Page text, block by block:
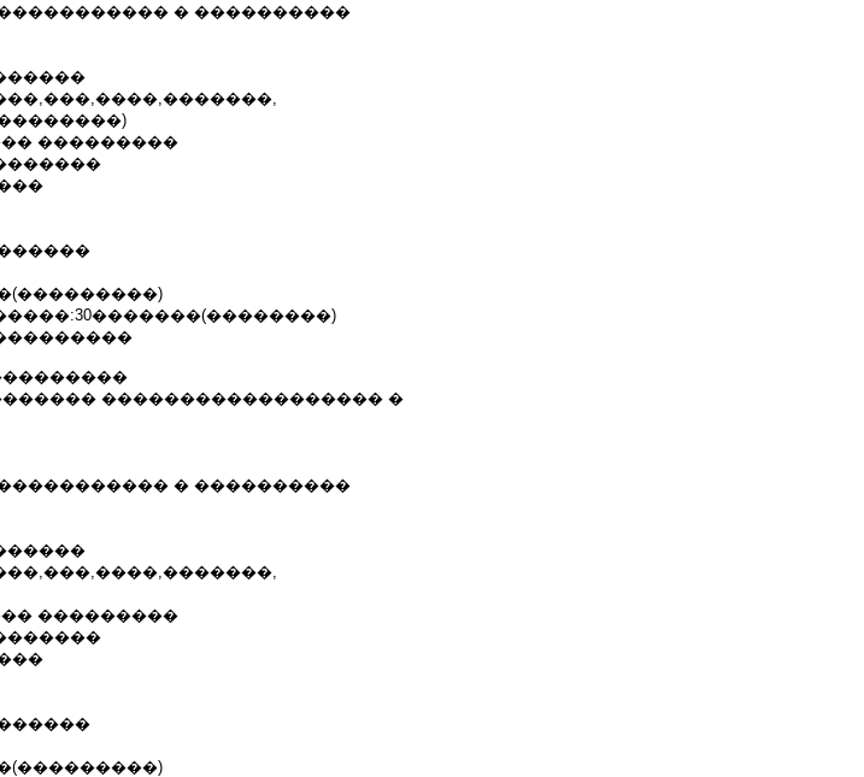
� ����������
���������
������������������ �
� ����������
���������